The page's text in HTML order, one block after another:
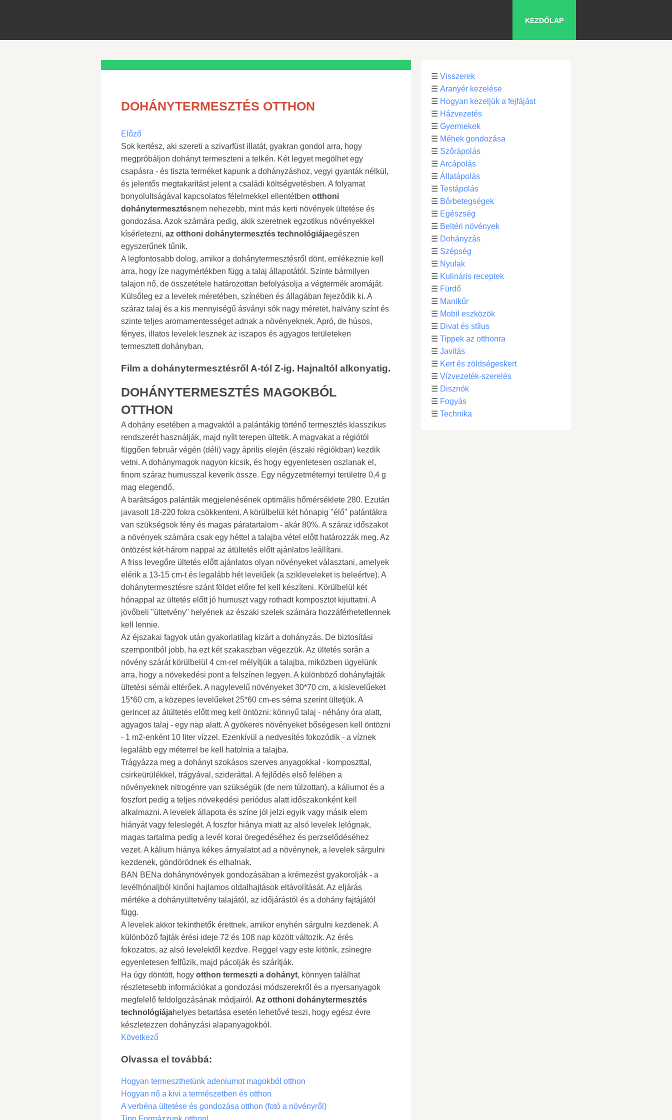
KEZDŐLAP
DOHÁNYTERMESZTÉS OTTHON
Előző
Sok kertész, aki szereti a szivarfüst illatát, gyakran gondol arra, hogy
megpróbáljon dohányt termeszteni a telkén. Két legyet megölhet egy
csapásra - és tiszta terméket kapunk a dohányzáshoz, vegyi gyanták nélkül,
és jelentős megtakarítást jelent a családi költségvetésben. A folyamat
bonyolultságával kapcsolatos félelmekkel ellentétben otthoni
dohánytermesztésnem nehezebb, mint más kerti növények ültetése és
gondozása. Azok számára pedig, akik szeretnek egzotikus növényekkel
kísérletezni, az otthoni dohánytermesztés technológiájaegészen
egyszerűnek tűnik.
A legfontosabb dolog, amikor a dohánytermesztésről dönt, emlékeznie kell
arra, hogy íze nagymértékben függ a talaj állapotától. Szinte bármilyen
talajon nő, de összetétele határozottan befolyásolja a végtermék aromáját.
Külsőleg ez a levelek méretében, színében és állagában fejeződik ki. A
száraz talaj és a kis mennyiségű ásványi sók nagy méretet, halvány színt és
szinte teljes aromamentességet adnak a növényeknek. Apró, de húsos,
fényes, illatos levelek lesznek az iszapos és agyagos területeken
termesztett dohányban.
Film a dohánytermesztésről A-tól Z-ig. Hajnaltól alkonyatig.
DOHÁNYTERMESZTÉS MAGOKBÓL
OTTHON
A dohány esetében a magvaktól a palántákig történő termesztés klasszikus
rendszerét használják, majd nyílt terepen ültetik. A magvakat a régiótól
függően február végén (déli) vagy április elején (északi régiókban) kezdik
vetni. A dohánymagok nagyon kicsik, és hogy egyenletesen oszlanak el,
finom száraz humusszal keverik össze. Egy négyzetméternyi területre 0,4 g
mag elegendő.
A barátságos palánták megjelenésének optimális hőmérséklete 280. Ezután
javasolt 18-220 fokra csökkenteni. A körülbelül két hónapig "élő" palántákra
van szükségsok fény és magas páratartalom - akár 80%. A száraz időszakot
a növények számára csak egy héttel a talajba vétel előtt határozzák meg. Az
öntözést két-három nappal az átültetés előtt ajánlatos leállítani.
A friss levegőre ültetés előtt ajánlatos olyan növényeket választani, amelyek
elérik a 13-15 cm-t és legalább hét levelűek (a szikleveleket is beleértve). A
dohánytermesztésre szánt földet előre fel kell készíteni. Körülbelül két
hónappal az ültetés előtt jó humuszt vagy rothadt komposztot kijuttatni. A
jövőbeli "ültetvény" helyének az északi szelek számára hozzáférhetetlennek
kell lennie.
Az éjszakai fagyok után gyakorlatilag kizárt a dohányzás. De biztosítási
szempontból jobb, ha ezt két szakaszban végezzük. Az ültetés során a
növény szárát körülbelül 4 cm-rel mélyítjük a talajba, miközben ügyelünk
arra, hogy a növekedési pont a felszínen legyen. A különböző dohányfajták
ültetési sémái eltérőek. A nagylevelű növényeket 30*70 cm, a kislevelűeket
15*60 cm, a közepes levelűeket 25*60 cm-es séma szerint ültetjük. A
gerincet az átültetés előtt meg kell öntözni: könnyű talaj - néhány óra alatt,
agyagos talaj - egy nap alatt. A gyökeres növényeket bőségesen kell öntözni
- 1 m2-enként 10 liter vízzel. Ezenkívül a nedvesítés fokozódik - a víznek
legalább egy méterrel be kell hatolnia a talajba.
Trágyázza meg a dohányt szokásos szerves anyagokkal - komposzttal,
csirkeürülékkel, trágyával, szideráttal. A fejlődés első felében a
növényeknek nitrogénre van szükségük (de nem túlzottan), a káliumot és a
foszfort pedig a teljes növekedési periódus alatt időszakonként kell
alkalmazni. A levelek állapota és színe jól jelzi egyik vagy másik elem
hiányát vagy feleslegét. A foszfor hiánya miatt az alsó levelek lelógnak,
magas tartalma pedig a levél korai öregedéséhez és perzselődéséhez
vezet. A kálium hiánya kékes árnyalatot ad a növénynek, a levelek sárgulni
kezdenek, göndörödnek és elhalnak.
BAN BENa dohánynövények gondozásában a krémezést gyakorolják - a
levélhónaljból kinőni hajlamos oldalhajtások eltávolítását. Az eljárás
mértéke a dohányültetvény talajától, az időjárástól és a dohány fajtájától
függ.
A levelek akkor tekinthetők érettnek, amikor enyhén sárgulni kezdenek. A
különböző fajták érési ideje 72 és 108 nap között változik. Az érés
fokozatos, az alsó levelektől kezdve. Reggel vagy este kitörik, zsinegre
egyenletesen felfűzik, majd pácolják és szárítják.
Ha úgy döntött, hogy otthon termeszti a dohányt, könnyen találhat
részletesebb információkat a gondozási módszerekről és a nyersanyagok
megfelelő feldolgozásának módjairól. Az otthoni dohánytermesztés
technológiájahelyes betartása esetén lehetővé teszi, hogy egész évre
készletezzen dohányzási alapanyagokból.
Következő
Olvassa el továbbá:
Hogyan termeszthetünk adeniumot magokból otthon
Hogyan nő a kivi a természetben és otthon
A verbéna ültetése és gondozása otthon (fotó a növényről)
☰ Visszerek
☰ Aranyér kezelése
☰ Hogyan kezeljük a fejfájást
☰ Házvezetés
☰ Gyermekek
☰ Méhek gondozása
☰ Szőrápolás
☰ Arcápolás
☰ Állatápolás
☰ Testápolás
☰ Bőrbetegségek
☰ Egészség
☰ Beltéri növények
☰ Dohányzás
☰ Szépség
☰ Nyulak
☰ Kulináris receptek
☰ Fürdő
☰ Manikűr
☰ Mobil eszközök
☰ Divat és stílus
☰ Tippek az otthonra
☰ Javítás
☰ Kert és zöldségeskert
☰ Vízvezeték-szerelés
☰ Disznók
☰ Fogyás
☰ Technika